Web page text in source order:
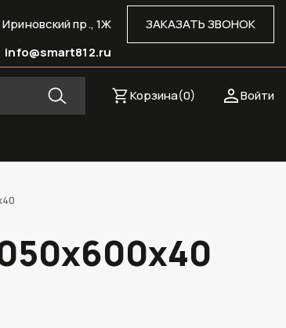
ЗАКАЗАТЬ ЗВОНОК
пр., 1Ж
info@smart812.ru
Войти
Корзина(0)